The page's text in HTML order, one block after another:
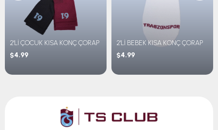
2'Lİ ÇOCUK KISA KONÇ ÇORAP
$4.99
2'Lİ BEBEK KISA KONÇ ÇORAP
$4.99